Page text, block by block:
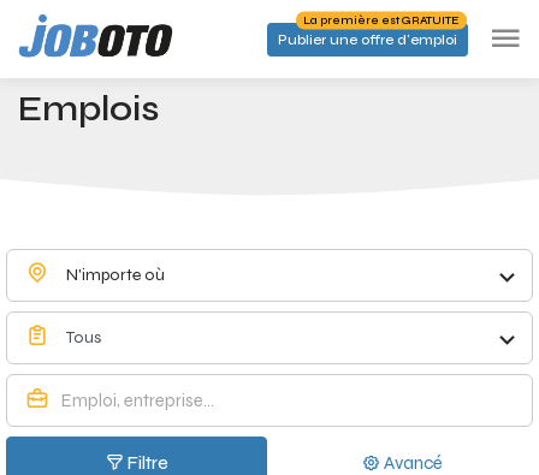
Skip to main content
Publier une offre d'emploi
La première est GRATUITE
Accueil Emplois à Muno - Joboto
Emplois
N'importe où
Tous
Filtre Avancé